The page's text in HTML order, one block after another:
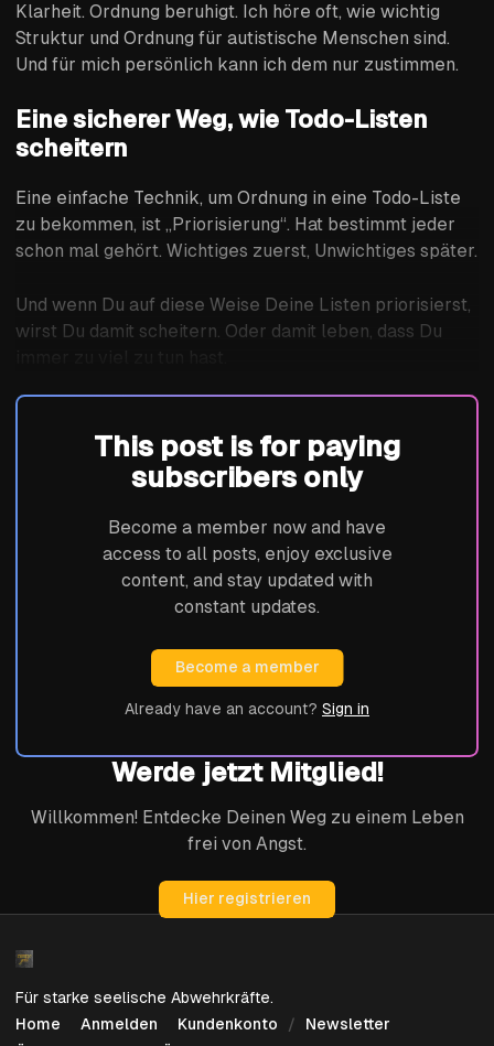
Klarheit. Ordnung beruhigt. Ich höre oft, wie wichtig
Struktur und Ordnung für autistische Menschen sind.
Und für mich persönlich kann ich dem nur zustimmen.
Eine sicherer Weg, wie Todo-Listen
scheitern
Eine einfache Technik, um Ordnung in eine Todo-Liste
zu bekommen, ist „Priorisierung“. Hat bestimmt jeder
schon mal gehört. Wichtiges zuerst, Unwichtiges später.
Und wenn Du auf diese Weise Deine Listen priorisierst,
wirst Du damit scheitern. Oder damit leben, dass Du
This post is for paying
subscribers only
Become a member now and have
access to all posts, enjoy exclusive
content, and stay updated with
constant updates.
Become a member
Already have an account? Sign in
Werde jetzt Mitglied!
Willkommen! Entdecke Deinen Weg zu einem Leben
frei von Angst.
Hier registrieren
Für starke seelische Abwehrkräfte.
Home
Anmelden Kundenkonto
Newsletter